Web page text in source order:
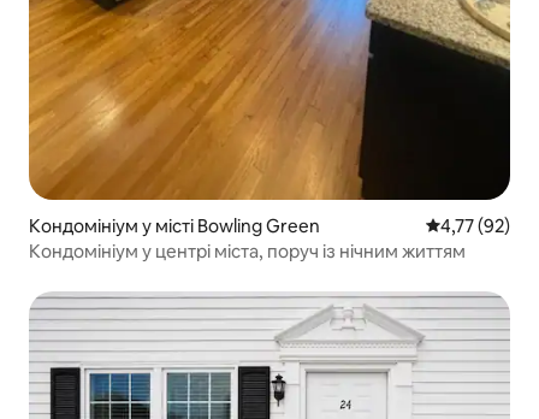
Кондомініум у місті Bowling Green Середня
4,77 (92)
Кондомініум у центрі міста, поруч із нічним життям